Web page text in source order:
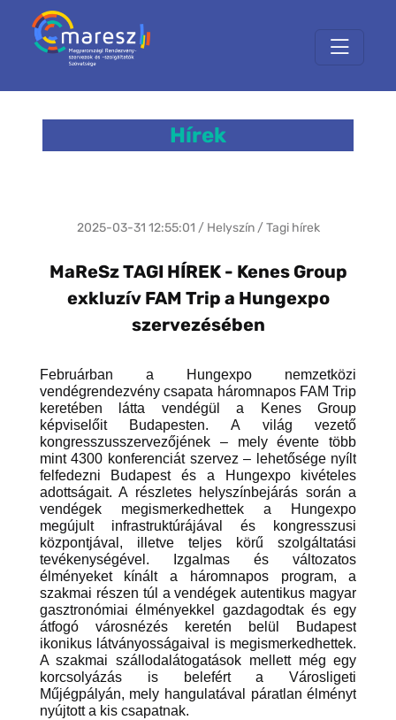
Hírek
2025-03-31 12:55:01 / Helyszín / Tagi hírek
MaReSz TAGI HÍREK - Kenes Group
exkluzív FAM Trip a Hungexpo
szervezésében
Februárban a Hungexpo nemzetközi
vendégrendezvény csapata háromnapos FAM Trip
keretében látta vendégül a Kenes Group
képviselőit Budapesten. A világ vezető
kongresszusszervezőjének – mely évente több
mint 4300 konferenciát szervez – lehetősége nyílt
felfedezni Budapest és a Hungexpo kivételes
adottságait. A részletes helyszínbejárás során a
vendégek megismerkedhettek a Hungexpo
megújult infrastruktúrájával és kongresszusi
központjával, illetve teljes körű szolgáltatási
tevékenységével. Izgalmas és változatos
élményeket kínált a háromnapos program, a
szakmai részen túl a vendégek autentikus magyar
gasztronómiai élményekkel gazdagodtak és egy
átfogó városnézés keretén belül Budapest
ikonikus látványosságaival is megismerkedhettek.
A szakmai szállodalátogatások mellett még egy
korcsolyázás is belefért a Városligeti
Műjégpályán, mely hangulatával páratlan élményt
nyújtott a kis csapatnak.